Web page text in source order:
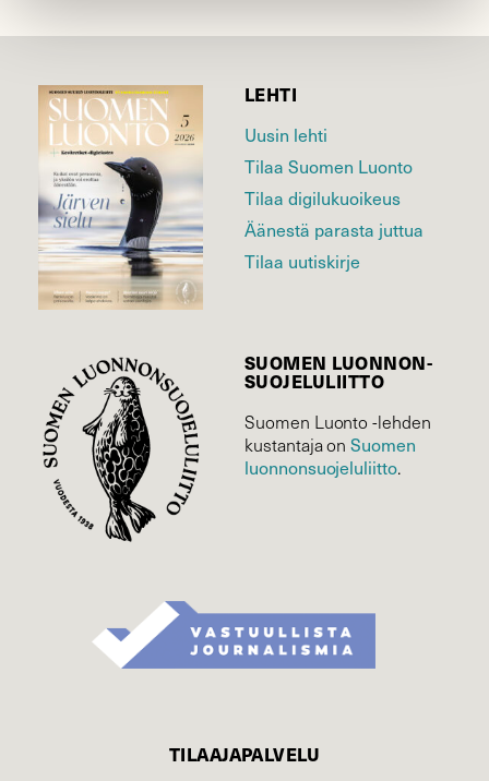
LEHTI
Uusin lehti
Tilaa Suomen Luonto
Tilaa digilukuoikeus
Äänestä parasta juttua
Tilaa uutiskirje
SUOMEN LUONNON­
SUOJELU­LIITTO
Suomen Luonto -lehden
kustantaja onSuomen
luonnonsuojelu­liitto.
TILAAJAPALVELU